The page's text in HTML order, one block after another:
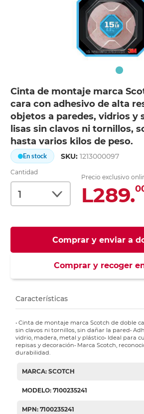
Cinta de montaje marca
cara con adhesivo de alta
objetos a paredes, vidrios y
lisas sin clavos ni tornillos,
hasta varios kilos de peso.
En stock SKU:1213000097
Cantidad
Precio exclusivo
L289.
Comprar y enviar a
Comprar y recoger
Características
• Cinta de montaje marca Scotch de doble
sin clavos ni tornillos, sin dañar la pared•
vidrio, madera, metal y plástico• Ideal para
repisas y decoración• Marca Scotch,
durabilidad.
MARCA: SCOTCH
MODELO: 7100235241
MPN: 7100235241